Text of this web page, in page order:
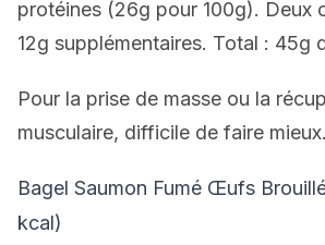
protéines (26g pour 100g).
12g supplémentaires. Total : 45g
Pour la prise de masse ou la
musculaire, difficile de faire mieux.
Bagel Saumon Fumé Œufs
kcal)